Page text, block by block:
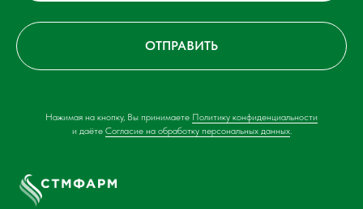
ОТПРАВИТЬ
Нажимая на кнопку, Вы принимаете Политику конфиденциальности
и даёте Согласие на обработку персональных данных.